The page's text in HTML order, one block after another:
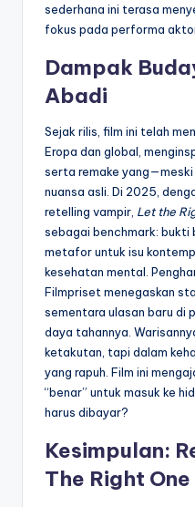
sederhana ini terasa
fokus pada performa
Dampak
Abadi
Sejak rilis, film ini telah
Eropa dan global,
serta remake
nuansa asli. Di 2025,
retelling vampir, Let the
sebagai benchmark: bukti
metafor untuk isu
kesehatan mental.
Filmpriset menegaskan
sementara ulasan baru di
daya tahannya.
ketakutan, tapi dalam
yang rapuh. Film ini
“benar” untuk masuk ke
harus dibayar?
Kesimpulan:
The Right One